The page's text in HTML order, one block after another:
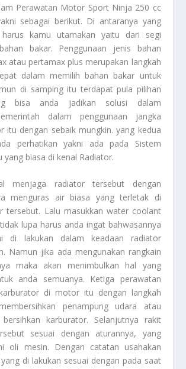
Perawatan Motor Sport Ninja 250 cc
sebagai berikut. Di antaranya yang
kamu utamakan yaitu dari segi
bakar. Penggunaan jenis bahan
atau pertamax plus merupakan langkah
dalam memilih bahan bakar untuk
di samping itu terdapat pula pilihan
bisa anda jadikan solusi dalam
dalam penggunaan jangka
itu dengan sebaik mungkin. yang kedua
perhatikan yakni ada pada Sistem
yang biasa di kenal Radiator.
menjaga radiator tersebut dengan
menguras air biasa yang terletak di
tersebut. Lalu masukkan water coolant
lupa harus anda ingat bahwasannya
di lakukan dalam keadaan radiator
Namun jika ada mengunakan rangkain
maka akan menimbulkan hal yang
anda semuanya. Ketiga perawatan
di motor itu dengan langkah
penampung udara atau
karburator. Selanjutnya rakit
sesuai dengan aturannya, yang
oli mesin. Dengan catatan usahakan
di lakukan sesuai dengan pada saat